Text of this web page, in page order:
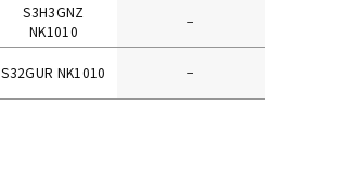
S3H3GNZ
NK1010
−
S32GUR NK1010 −